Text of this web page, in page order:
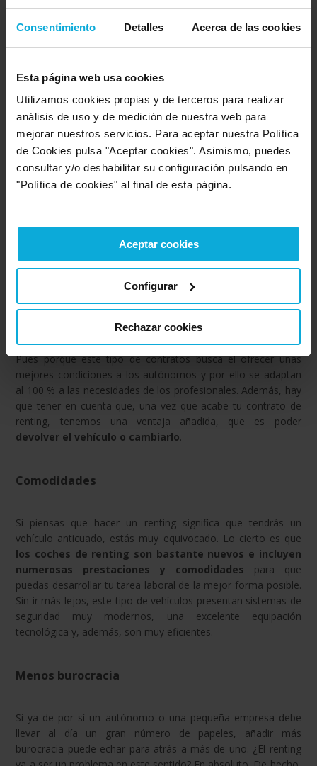
Consentimiento Detalles Acerca de las cookies
Esta página web usa cookies
Utilizamos cookies propias y de terceros para realizar
análisis de uso y de medición de nuestra web para
mejorar nuestros servicios. Para aceptar nuestra Política
de Cookies pulsa "Aceptar cookies". Asimismo, puedes
consultar y/o deshabilitar su configuración pulsando en
"Política de cookies" al final de esta página.
Aceptar cookies
Configurar
Rechazar cookies
para comenzar a utilizar el coche. De igual modo,tampoco
tendrás que pagar una cuota final.
Otra de las ventajas a destacar del renting. Lacuota que
tenemos que pagar de manera mensual es fija, lo que
quiere decir que no vamos a tener que abonar otros pagos
adicionales. O sea, a la hora de elegir un renting,
impuestos o incluso el mantenimiento. En todos los precios
de renting que se ofrecen, estos gastos de más, se incluyen.
Flexibilidad en ofertas de renting
Un contrato de renting es realmente flexible, debido a que se
realiza de maneratotalmente personalizada. ¿Por qué?
Pues porque este tipo de contratos busca el ofrecer unas
mejores condiciones a los autónomos y por ello se adaptan
al 100 % a las necesidades de los profesionales. Además, hay
que tener en cuenta que, una vez que acabe tu contrato de
renting, tenemos una ventaja añadida, que es poder
devolver el vehículo o cambiarlo.
Comodidades
Si piensas que hacer un renting significa que tendrás un
vehículo anticuado, estás muy equivocado. Lo cierto es que
los coches de renting son bastante nuevos e incluyen
numerosas prestaciones y comodidades para que
puedas desarrollar tu tarea laboral de la mejor forma posible.
Sin ir más lejos, este tipo de vehículos presentan sistemas de
seguridad muy modernos, una excelente equipación
tecnológica y, además, son muy eficientes.
Menos burocracia
Si ya de por sí un autónomo o una pequeña empresa debe
llevar al día un gran número de papeles, añadir más
burocracia puede echar para atrás a más de uno. ¿El renting